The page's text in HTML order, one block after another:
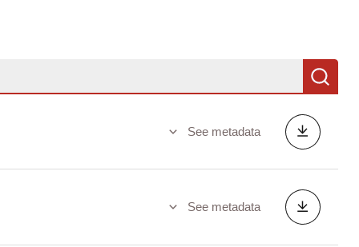
See metadata
See metadata